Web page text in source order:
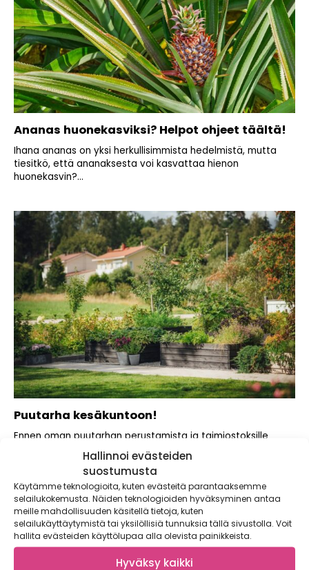
Hallinnoi evästeiden
suostumusta
Käytämme teknologioita, kuten evästeitä parantaaksemme
selailukokemusta. Näiden teknologioiden hyväksyminen antaa
meille mahdollisuuden käsitellä tietoja, kuten
selailukäyttäytymistä tai yksilöllisiä tunnuksia tällä sivustolla. Voit
hallita evästeiden käyttölupaa alla olevista painikkeista.
Hyväksy kaikki
Ananas huonekasviksi? Helpot ohjeet täältä!
Ihana ananas on yksi herkullisimmista hedelmistä, mutta
tiesitkö, että ananaksesta voi kasvattaa hienon
huonekasvin?...
Puutarha kesäkuntoon!
Ennen oman puutarhan perustamista ja taimiostoksille
lähtöä on hyvä tehdä rauhassa suunnitelma tulevalle
kasvukaudelle!...